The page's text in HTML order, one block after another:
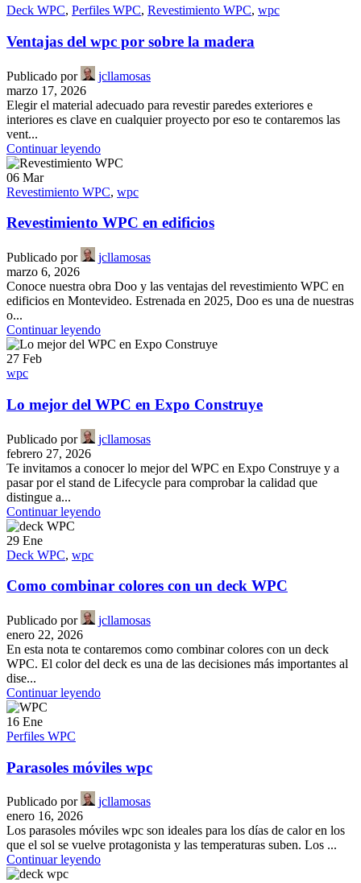
Deck WPC, Perfiles WPC, Revestimiento WPC, wpc
Ventajas del wpc por sobre la madera
Publicado por
jcllamosas
marzo 17, 2026
Elegir el material adecuado para revestir paredes exteriores e
interiores es clave en cualquier proyecto por eso te contaremos las
vent...
Continuar leyendo
06 Mar
Revestimiento WPC, wpc
Revestimiento WPC en edificios
Publicado por
jcllamosas
marzo 6, 2026
Conoce nuestra obra Doo y las ventajas del revestimiento WPC en
edificios en Montevideo. Estrenada en 2025, Doo es una de nuestras
o...
Continuar leyendo
27 Feb
wpc
Lo mejor del WPC en Expo Construye
Publicado por
jcllamosas
febrero 27, 2026
Te invitamos a conocer lo mejor del WPC en Expo Construye y a
pasar por el stand de Lifecycle para comprobar la calidad que
distingue a...
Continuar leyendo
29 Ene
Deck WPC, wpc
Como combinar colores con un deck WPC
Publicado por
jcllamosas
enero 22, 2026
En esta nota te contaremos como combinar colores con un deck
WPC. El color del deck es una de las decisiones más importantes al
dise...
Continuar leyendo
16 Ene
Perfiles WPC
Parasoles móviles wpc
Publicado por
jcllamosas
enero 16, 2026
Los parasoles móviles wpc son ideales para los días de calor en los
que el sol se vuelve protagonista y las temperaturas suben. Los ...
Continuar leyendo